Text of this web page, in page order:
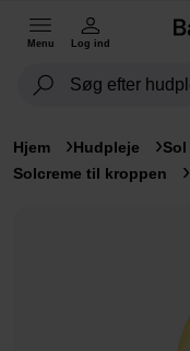
Menu Log ind
Hjem Hudpleje Sol
Solcreme til kroppen